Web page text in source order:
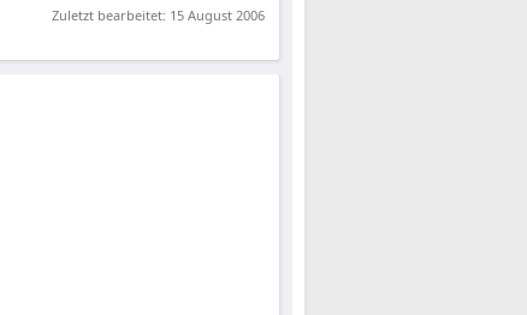
Zuletzt bearbeitet: 15 August 2006